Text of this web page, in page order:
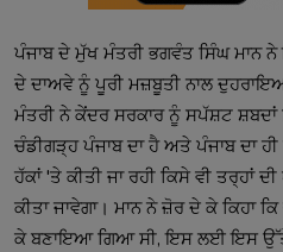
ਪੰਜਾਬ ਦੇ ਮੁੱਖ ਮੰਤਰੀ ਭਗਵੰਤ ਸਿੰਘ ਮਾਨ
ਦੇ ਦਾਅਵੇ ਨੂੰ ਪੂਰੀ ਮਜ਼ਬੂਤੀ ਨਾਲ
ਮੰਤਰੀ ਨੇ ਕੇਂਦਰ ਸਰਕਾਰ ਨੂੰ ਸਪੱਸ਼ਟ ਸ਼ਬਦਾਂ
ਚੰਡੀਗੜ੍ਹ ਪੰਜਾਬ ਦਾ ਹੈ ਅਤੇ ਪੰਜਾਬ ਦਾ ਹੀ
ਹੱਕਾਂ 'ਤੇ ਕੀਤੀ ਜਾ ਰਹੀ ਕਿਸੇ ਵੀ ਤਰ੍ਹਾਂ
ਕੀਤਾ ਜਾਵੇਗਾ। ਮਾਨ ਨੇ ਜ਼ੋਰ ਦੇ ਕੇ ਕਿਹਾ
ਕੇ ਬਣਾਇਆ ਗਿਆ ਸੀ, ਇਸ ਲਈ ਇਸ ਉੱਤੇ